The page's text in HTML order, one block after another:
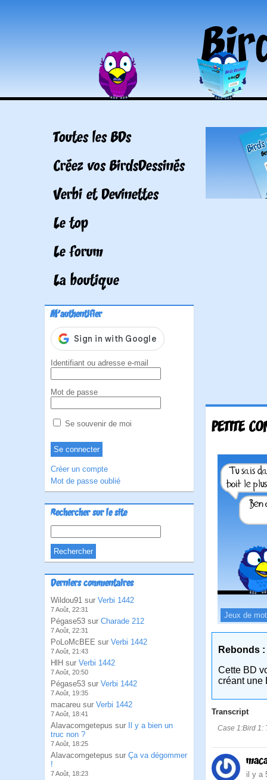
Toutes les BDs
Créez vos BirdsDessinés
Verbi et Devinettes
Le top
Le forum
La boutique
M'authentifier
Identifiant ou adresse e-mail
Mot de passe
Se souvenir de moi
Créer un compte
Mot de passe oublié
Rechercher sur le site
Derniers commentaires
Wildou91 sur Verbi 1442
7 Août, 22:31
Pégase53 sur Charade 212
7 Août, 22:31
PoLoMcBEE sur Verbi 1442
7 Août, 21:43
HlH sur Verbi 1442
7 Août, 20:50
Pégase53 sur Verbi 1442
7 Août, 19:35
macareu sur Verbi 1442
7 Août, 18:41
Alavacomgetepus sur
Il y a bien un
truc non ?
7 Août, 18:25
Alavacomgetepus sur Ça va dégommer
!
7 Août, 18:23
PETITE
Jeux de
Rebonds :
Cette BD
créant une
Transcript
Case 1:Bird 1:
il y a